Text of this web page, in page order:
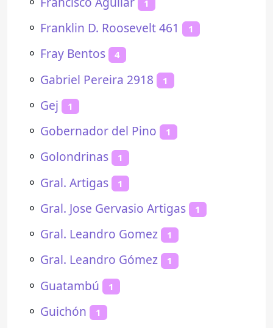
1
⚬ Franklin D. Roosevelt 461 1
⚬ Fray Bentos 4
⚬ Gabriel Pereira 2918 1
⚬ Gej 1
⚬ Gobernador del Pino 1
⚬ Golondrinas 1
⚬ Gral. Artigas 1
⚬ Gral. Jose Gervasio Artigas 1
⚬ Gral. Leandro Gomez 1
⚬ Gral. Leandro Gómez 1
⚬ Guatambú 1
⚬ Guichón 1